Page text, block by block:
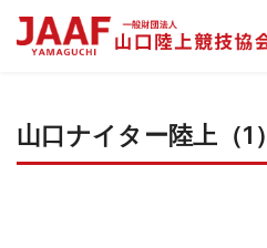
山口ナイター陸上（1）